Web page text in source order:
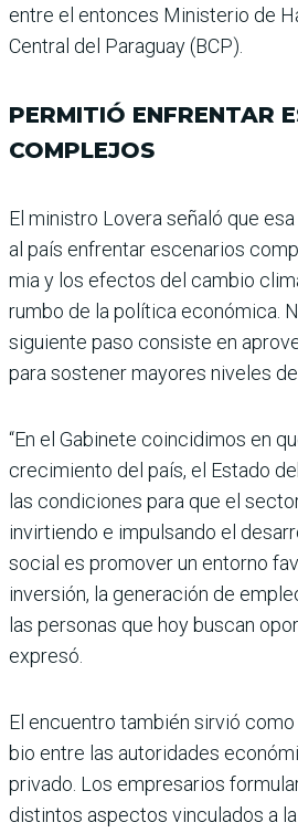
entre el entonces Ministerio de
Central del Paraguay (BCP).
PERMITIÓ ENFRENTAR
COMPLEJOS
El ministro Lovera señaló que
al país enfrentar escenarios
mia y los efectos del cam­bio
rumbo de la política econó­mica.
siguiente paso consiste en
para sostener mayores nive­les
“En el Gabinete coincidimos en
cre­cimiento del país, el Estado
las condiciones para que el
invirtiendo e impulsando el
social es promo­ver un entorno
inversión, la generación de
las personas que hoy buscan
expresó.
El encuentro también sirvió
bio entre las autoridades
privado. Los empresarios
distin­tos aspectos vinculados a